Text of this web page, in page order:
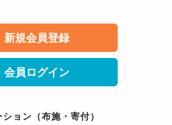
新規会員登録
会員ログイン
ション（布施・寄付）